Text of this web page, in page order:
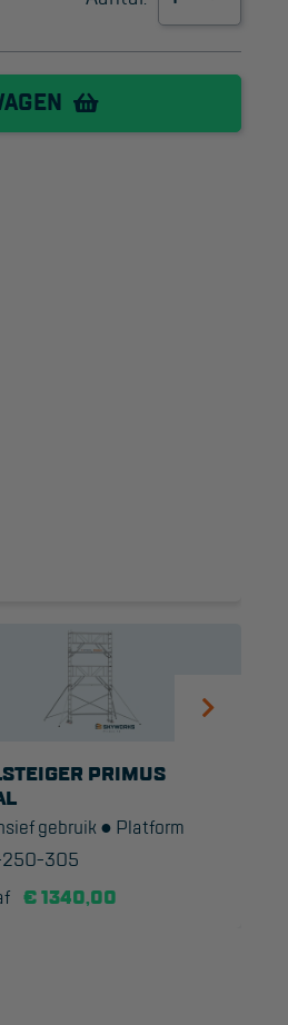
Project toepassingen
Hoogbouw
PRIMUS
gebruik ● Platform
305
€ 1340,00